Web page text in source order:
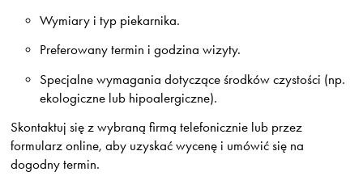
Wymiary i typ piekarnika.
Preferowany termin i godzina wizyty.
Specjalne wymagania dotyczące środków czystości (np.
ekologiczne lub hipoalergiczne).
Skontaktuj się z wybraną firmą telefonicznie lub przez
formularz online, aby uzyskać wycenę i umówić się na
dogodny termin.